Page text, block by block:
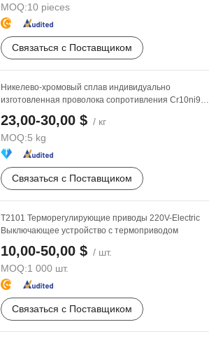
MOQ:10 pieces
Связаться с Поставщиком
Никелево-хромовый сплав индивидуально
изготовленная проволока сопротивления Cr10ni90
23,00-30,00 $ / кг
MOQ:5 kg
Связаться с Поставщиком
T2101 Терморегулирующие приводы 220V-Electric
Выключающее устройство с термоприводом
10,00-50,00 $ / шт.
MOQ:1 000 шт.
Связаться с Поставщиком